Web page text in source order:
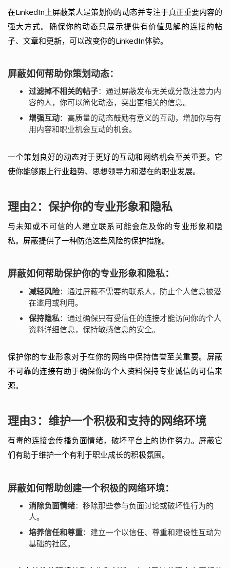
在LinkedIn上屏蔽某人是策划你的动态并专注于真正重要内容的
强大方式。确保你的动态只展示提供有价值见解的连接的帖
子、文章和更新，可以改变你的LinkedIn体验。
屏蔽如何帮助你策划动态：
过滤掉不相关的帖子：通过屏蔽发布无关或分散注意力内
容的人，你可以简化动态，突出更相关的信息。
增强互动：高质量的动态鼓励有意义的互动，增加你与有
用内容和职业机会互动的机会。
一个策划良好的动态对于更好的互动和网络机会至关重要。它
使你能够跟上行业趋势、思想领导力和潜在的职业发展。
理由2：保护你的专业形象和隐私
与未知或不可信的人建立联系可能会危及你的专业形象和隐
私。屏蔽提供了一种防范这些风险的保护措施。
屏蔽如何帮助保护你的专业形象和隐私：
减轻风险：通过屏蔽不需要的联系人，防止个人信息被潜
在滥用或利用。
保持隐私：通过确保只有受信任的连接才能访问你的个人
资料详细信息，保持敏感信息的安全。
保护你的专业形象对于在你的网络中保持信誉至关重要。屏蔽
不可靠的连接有助于确保你的个人资料保持专业诚信的可信来
源。
理由3：维护一个积极和支持的网络环境
有毒的连接会传播负面情绪，破坏平台上的协作努力。屏蔽它
们有助于维护一个有利于职业成长的积极氛围。
屏蔽如何帮助创建一个积极的网络环境：
消除负面情绪：移除那些参与负面讨论或破坏性行为的
人。
培养信任和尊重：建立一个以信任、尊重和建设性互动为
基础的社区。